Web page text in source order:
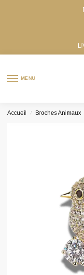
MENU
Accueil / Broches Animaux